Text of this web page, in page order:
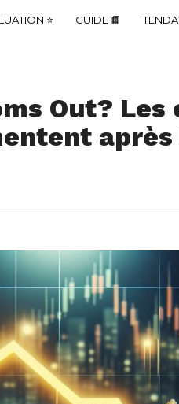
⭐ GUIDE 📙
Out? Les